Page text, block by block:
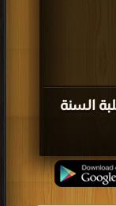
السنة